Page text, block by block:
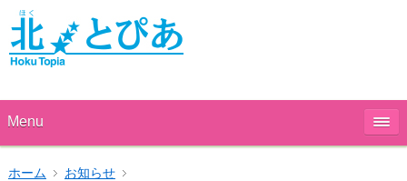
Menu
ホーム
お知らせ